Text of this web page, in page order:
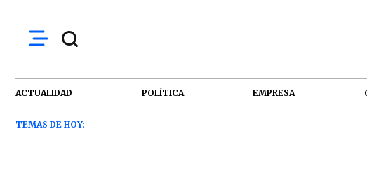
ACTUALIDAD POLÍTICA EMPRESA
TEMAS DE HOY: